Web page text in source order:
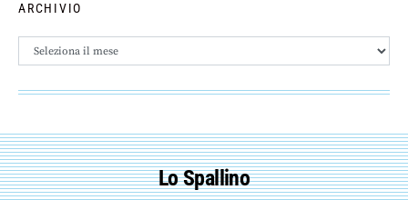
ARCHIVIO
Archivio
Lo Spallino